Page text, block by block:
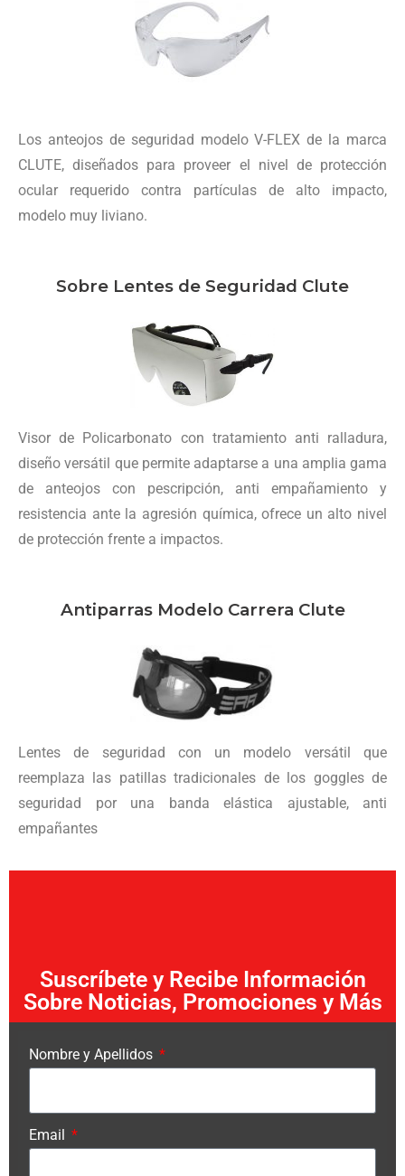
Los anteojos de seguridad modelo V-FLEX de la marca
CLUTE, diseñados para proveer el nivel de protección
ocular requerido contra partículas de alto impacto,
modelo muy liviano.
Sobre Lentes de Seguridad Clute
Visor de Policarbonato con tratamiento anti ralladura,
diseño versátil que permite adaptarse a una amplia gama
de anteojos con pescripción, anti empañamiento y
resistencia ante la agresión química, ofrece un alto nivel
de protección frente a impactos.
Antiparras Modelo Carrera Clute
Lentes de seguridad con un modelo versátil que
reemplaza las patillas tradicionales de los goggles de
seguridad por una banda elástica ajustable, anti
empañantes
Suscríbete y Recibe Información
Sobre Noticias, Promociones y Más
Nombre y Apellidos
Email